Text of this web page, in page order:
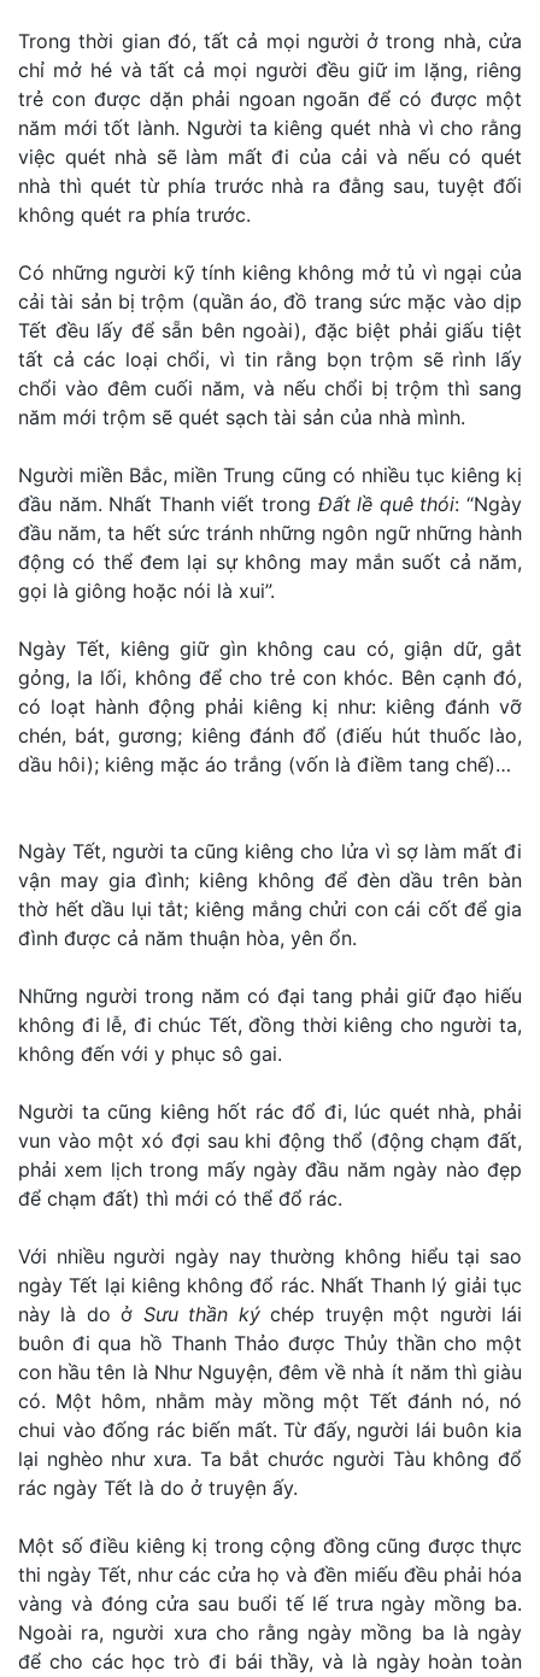
Trong thời gian đó, tất cả mọi người ở trong nhà, cửa
chỉ mở hé và tất cả mọi người đều giữ im lặng, riêng
trẻ con được dặn phải ngoan ngoãn để có được một
năm mới tốt lành. Người ta kiêng quét nhà vì cho rằng
việc quét nhà sẽ làm mất đi của cải và nếu có quét
nhà thì quét từ phía trước nhà ra đằng sau, tuyệt đối
không quét ra phía trước.
Có những người kỹ tính kiêng không mở tủ vì ngại của
cải tài sản bị trộm (quần áo, đồ trang sức mặc vào dịp
Tết đều lấy để sẵn bên ngoài), đặc biệt phải giấu tiệt
tất cả các loại chổi, vì tin rằng bọn trộm sẽ rình lấy
chổi vào đêm cuối năm, và nếu chổi bị trộm thì sang
năm mới trộm sẽ quét sạch tài sản của nhà mình.
Người miền Bắc, miền Trung cũng có nhiều tục kiêng kị
đầu năm. Nhất Thanh viết trong Đất lề quê thói: “Ngày
đầu năm, ta hết sức tránh những ngôn ngữ những hành
động có thể đem lại sự không may mắn suốt cả năm,
gọi là giông hoặc nói là xui”.
Ngày Tết, kiêng giữ gìn không cau có, giận dữ, gắt
gỏng, la lối, không để cho trẻ con khóc. Bên cạnh đó,
có loạt hành động phải kiêng kị như: kiêng đánh vỡ
chén, bát, gương; kiêng đánh đổ (điếu hút thuốc lào,
dầu hôi); kiêng mặc áo trắng (vốn là điềm tang chế)…
Ngày Tết, người ta cũng kiêng cho lửa vì sợ làm mất đi
vận may gia đình; kiêng không để đèn dầu trên bàn
thờ hết dầu lụi tắt; kiêng mắng chửi con cái cốt để gia
đình được cả năm thuận hòa, yên ổn.
Những người trong năm có đại tang phải giữ đạo hiếu
không đi lễ, đi chúc Tết, đồng thời kiêng cho người ta,
không đến với y phục sô gai.
Người ta cũng kiêng hốt rác đổ đi, lúc quét nhà, phải
vun vào một xó đợi sau khi động thổ (động chạm đất,
phải xem lịch trong mấy ngày đầu năm ngày nào đẹp
để chạm đất) thì mới có thể đổ rác.
Với nhiều người ngày nay thường không hiểu tại sao
ngày Tết lại kiêng không đổ rác. Nhất Thanh lý giải tục
này là do ở Sưu thần kýchép truyện một người lái
buôn đi qua hồ Thanh Thảo được Thủy thần cho một
con hầu tên là Như Nguyện, đêm về nhà ít năm thì giàu
có. Một hôm, nhằm mày mồng một Tết đánh nó, nó
chui vào đống rác biến mất. Từ đấy, người lái buôn kia
lại nghèo như xưa. Ta bắt chước người Tàu không đổ
rác ngày Tết là do ở truyện ấy.
Một số điều kiêng kị trong cộng đồng cũng được thực
thi ngày Tết, như các cửa họ và đền miếu đều phải hóa
vàng và đóng cửa sau buổi tế lế trưa ngày mồng ba.
Ngoài ra, người xưa cho rằng ngày mồng ba là ngày
để cho các học trò đi bái thầy, và là ngày hoàn toàn